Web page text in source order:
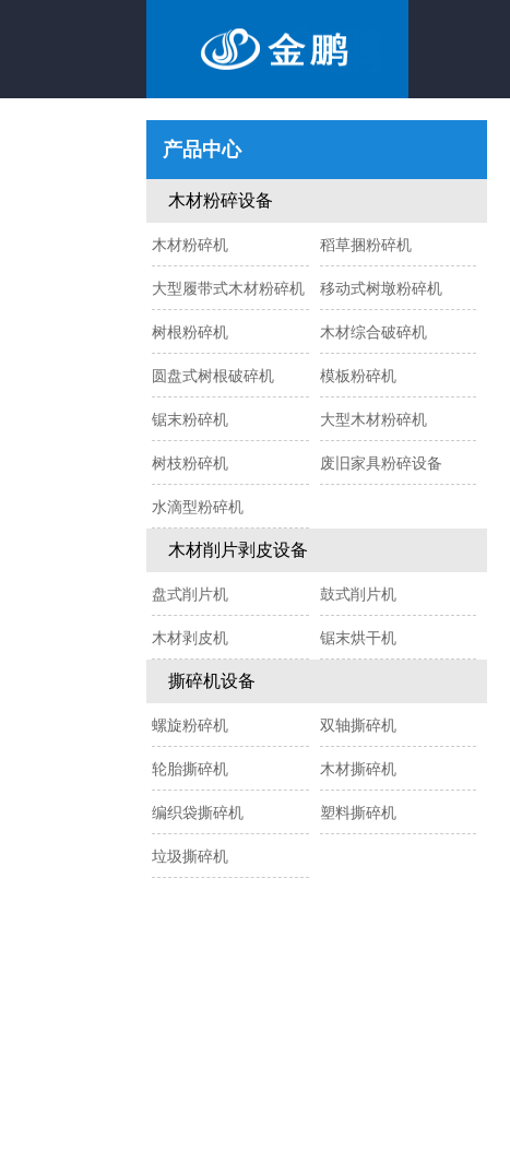
产品中心
木材粉碎设备
木材粉碎机 稻草捆粉碎机
大型履带式木材粉碎机 移动式树墩粉碎机
树根粉碎机 木材综合破碎机
圆盘式树根破碎机 模板粉碎机
锯末粉碎机 大型木材粉碎机
树枝粉碎机 废旧家具粉碎设备
水滴型粉碎机
木材削片剥皮设备
盘式削片机 鼓式削片机
木材剥皮机 锯末烘干机
撕碎机设备
螺旋粉碎机 双轴撕碎机
轮胎撕碎机 木材撕碎机
编织袋撕碎机 塑料撕碎机
垃圾撕碎机